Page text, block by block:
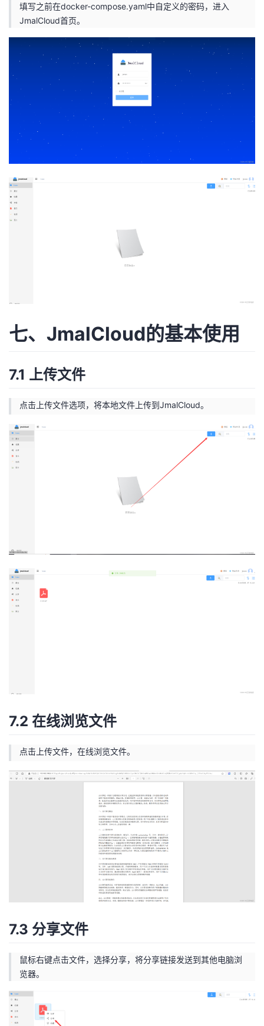
填写之前在docker-compose.yaml中自定义的密码，进入
JmalCloud首页。
七、JmalCloud的基本使用
7.1 上传文件
点击上传文件选项，将本地文件上传到JmalCloud。
7.2 在线浏览文件
点击上传文件，在线浏览文件。
7.3 分享文件
鼠标右键点击文件，选择分享，将分享链接发送到其他电脑浏
览器。